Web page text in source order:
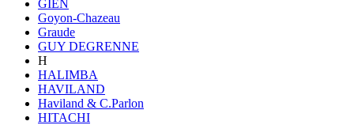
GIEN
Goyon-Chazeau
Graude
GUY DEGRENNE
H
HALIMBA
HAVILAND
Haviland & C.Parlon
HITACHI